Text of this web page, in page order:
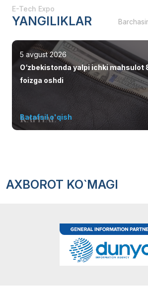
E-Tech Expo
YANGILIKLAR
5 avgust 2026
O‘zbekistonda yalpi ichki mahsulot
foizga oshdi
Batafsil o'qish
AXBOROT KO`MAGI